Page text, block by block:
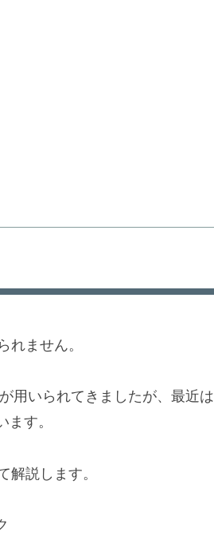
れません。
用いられてきましたが、最近は
す。
説します。